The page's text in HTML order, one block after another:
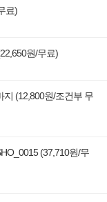
료)
원/무료)
(12,800원/조건부 무
(37,710원/무